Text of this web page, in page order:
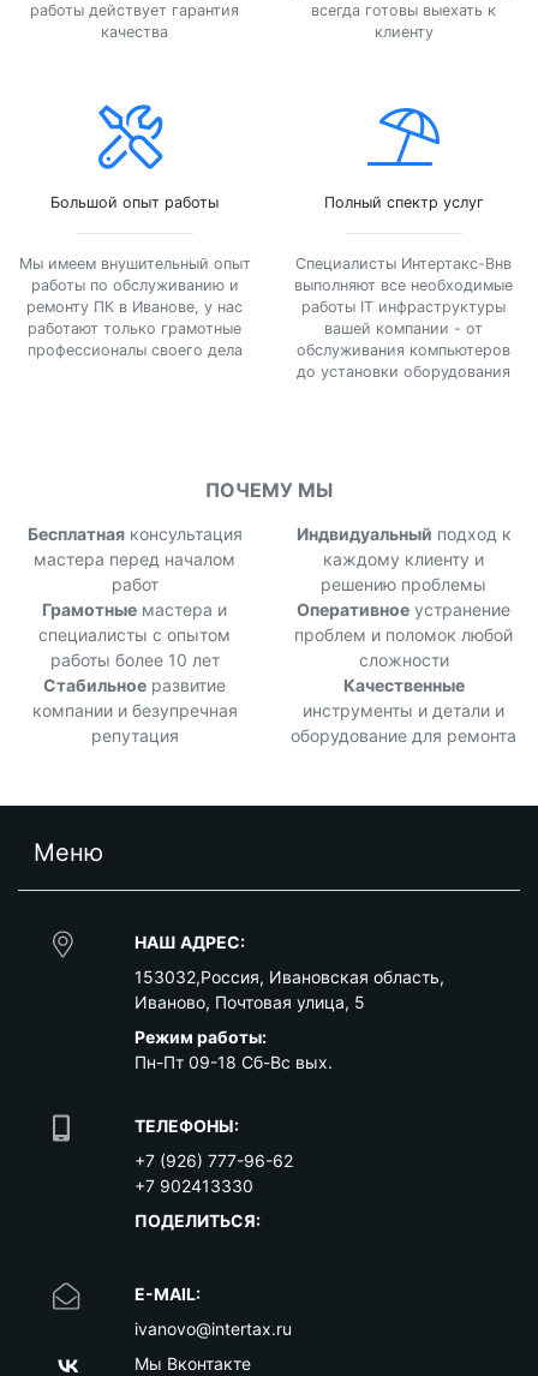
работы действует гарантия
качества
всегда готовы выехать к
клиенту
Большой опыт работы
Мы имеем внушительный опыт
работы по обслуживанию и
ремонту ПК в Иванове, у нас
работают только грамотные
профессионалы своего дела
Полный спектр услуг
Специалисты Интертакс-Внв
выполняют все необходимые
работы IT инфраструктуры
вашей компании - от
обслуживания компьютеров
до установки оборудования
ПОЧЕМУ МЫ
Бесплатнаяконсультация
мастера перед началом
работ
Индвидуальный подход к
каждому клиенту и
решению проблемы
Грамотные мастера и
специалисты с опытом
работы более 10 лет
Оперативное устранение
проблем и поломок любой
сложности
Стабильное развитие
компании и безупречная
репутация
Качественные
инструменты и детали и
оборудование для ремонта
Меню
НАШ АДРЕС:
153032,Россия, Ивановская область,
Иваново, Почтовая улица, 5
Режим работы:
Пн-Пт 09-18 Сб-Вс вых.
ТЕЛЕФОНЫ:
+7 (926) 777-96-62
+7 902413330
ПОДЕЛИТЬСЯ:
E-MAIL:
ivanovo@intertax.ru
Мы Вконтакте